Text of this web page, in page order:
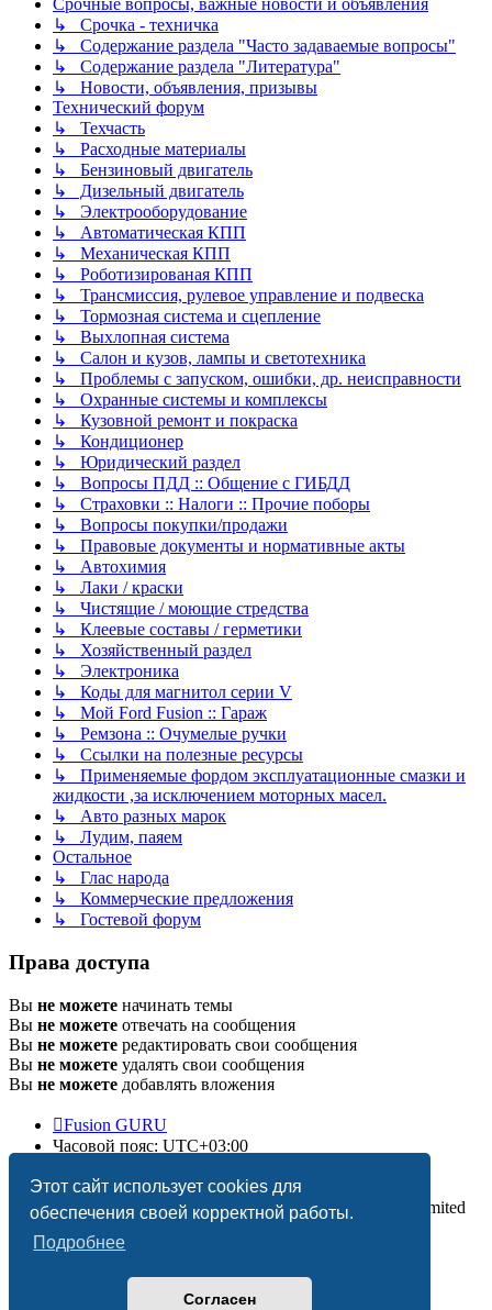
Этот сайт использует cookies для
обеспечения своей корректной работы.
Подробнее
Согласен
Срочные вопросы, важные новости и объявления
↳ Срочка - техничка
↳ Содержание раздела "Часто задаваемые вопросы"
↳ Содержание раздела "Литература"
↳ Новости, объявления, призывы
Технический форум
↳ Техчасть
↳ Расходные материалы
↳ Бензиновый двигатель
↳ Дизельный двигатель
↳ Электрооборудование
↳ Автоматическая КПП
↳ Механическая КПП
↳ Роботизированая КПП
↳ Трансмиссия, рулевое управление и подвеска
↳ Тормозная система и сцепление
↳ Выхлопная система
↳ Салон и кузов, лампы и светотехника
↳ Проблемы с запуском, ошибки, др. неисправности
↳ Охранные системы и комплексы
↳ Кузовной ремонт и покраска
↳ Кондиционер
↳ Юридический раздел
↳ Вопросы ПДД :: Общение с ГИБДД
↳ Страховки :: Налоги :: Прочие поборы
↳ Вопросы покупки/продажи
↳ Правовые документы и нормативные акты
↳ Автохимия
↳ Лаки / краски
↳ Чистящие / моющие стредства
↳ Клеевые составы / герметики
↳ Хозяйственный раздел
↳ Электроника
↳ Коды для магнитол серии V
↳ Мой Ford Fusion :: Гараж
↳ Ремзона :: Очумелые ручки
↳ Ссылки на полезные ресурсы
↳ Применяемые фордом эксплуатационные смазки и
жидкости ,за исключением моторных масел.
↳ Авто разных марок
↳ Лудим, паяем
Остальное
↳ Глас народа
↳ Коммерческие предложения
↳ Гостевой форум
Права доступа
Вы не можете начинать темы
Вы не можете отвечать на сообщения
Вы не можете редактировать свои сообщения
Вы не можете удалять свои сообщения
Вы не можете добавлять вложения
Fusion GURU
Часовой пояс: UTC+03:00
Создано на основеphpBB® Forum Software © phpBB Limited